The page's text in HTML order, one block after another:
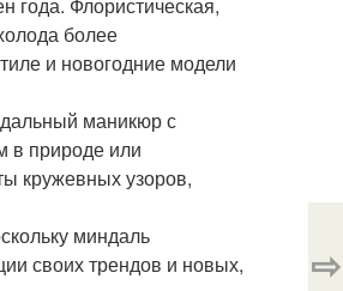
более
и новогодние модели
маникюр с
в природе или
кружевных узоров,
миндаль
своих трендов и новых,
⇨